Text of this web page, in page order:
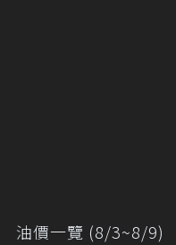
油價一覽 (8/3~8/9)